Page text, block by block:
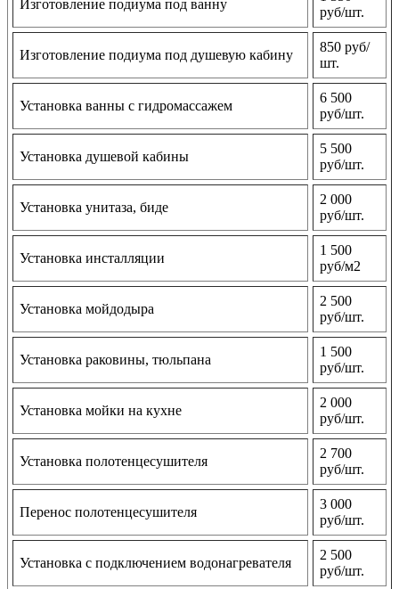
Изготовление подиума под ванну
руб/шт.
Изготовление подиума под душевую кабину
850 руб/
шт.
Установка ванны с гидромассажем
6 500
руб/шт.
Установка душевой кабины
5 500
руб/шт.
Установка унитаза, биде
2 000
руб/шт.
Установка инсталляции
1 500
руб/м2
Установка мойдодыра
2 500
руб/шт.
Установка раковины, тюльпана
1 500
руб/шт.
Установка мойки на кухне
2 000
руб/шт.
Установка полотенцесушителя
2 700
руб/шт.
Перенос полотенцесушителя
3 000
руб/шт.
Установка с подключением водонагревателя
2 500
руб/шт.